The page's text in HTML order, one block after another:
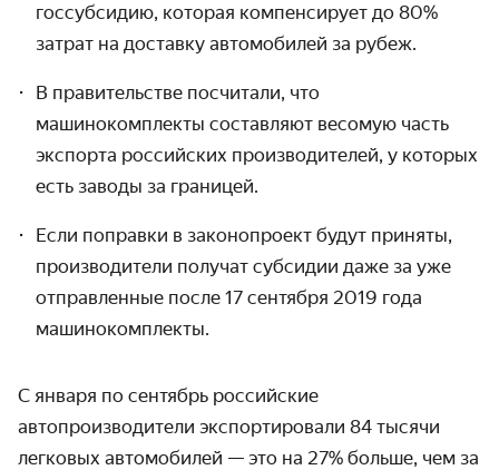
госсубсидию, которая компенсирует до 80%
затрат на доставку автомобилей за рубеж.
В правительстве посчитали, что
машинокомплекты составляют весомую часть
экспорта российских производителей, у которых
есть заводы за границей.
Если поправки в законопроект будут приняты,
производители получат субсидии даже за уже
отправленные после 17 сентября 2019 года
машинокомплекты.
С января по сентябрь российские
автопроизводители экспортировали 84 тысячи
легковых автомобилей — это на 27% больше, чем за